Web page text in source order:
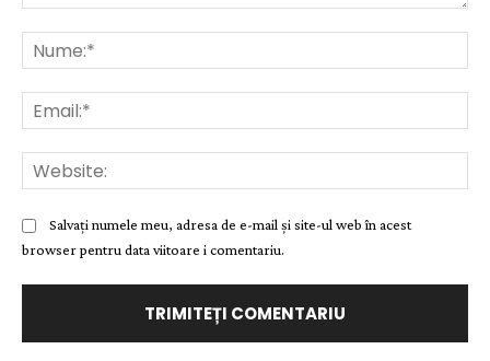
Salvați numele meu, adresa de e-mail și site-ul web în acest
browser pentru data viitoare i comentariu.